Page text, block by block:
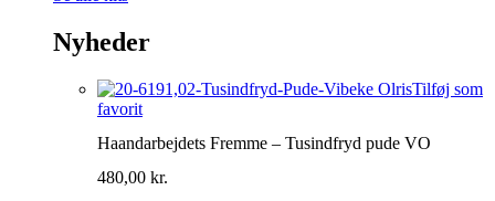
Nyheder
Tilføj som
favorit
Haandarbejdets Fremme – Tusindfryd pude VO
480,00 kr.